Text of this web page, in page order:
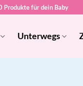
Produkte für dein Baby
Unterwegs